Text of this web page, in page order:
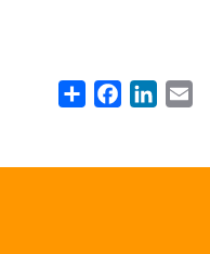
Share Facebook